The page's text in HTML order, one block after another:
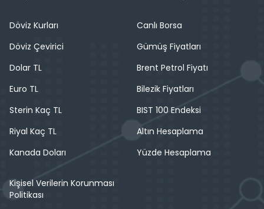
Döviz Kurları
Döviz Çevirici
Dolar TL
Euro TL
Sterin Kaç TL
Riyal Kaç TL
Kanada Doları
Canlı Borsa
Gümüş Fiyatları
Brent Petrol Fiyatı
Bilezik Fiyatları
BIST 100 Endeksi
Altın Hesaplama
Yüzde Hesaplama
Kişisel Verilerin Korunması
Politikası